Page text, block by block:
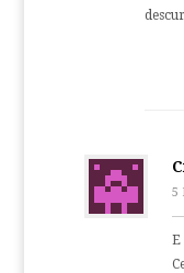
5
E